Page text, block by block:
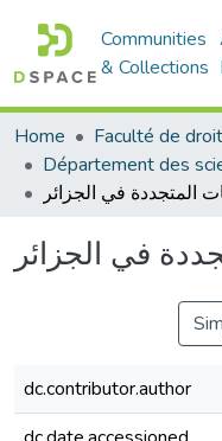
Communities
& Collections
Home
المتجددة في الجزائر
في الجزائر
dc.contributor.author